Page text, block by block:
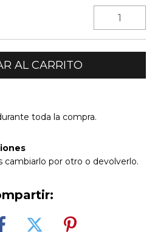
toda la compra.
cambiarlo por otro o devolverlo.